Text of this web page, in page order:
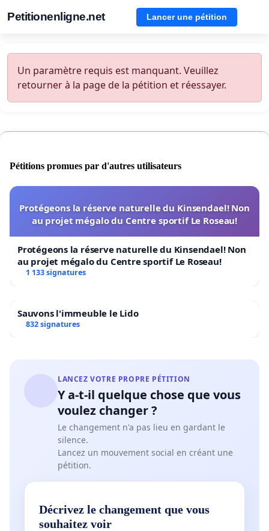
Petitionenligne.net Lancer une pétition
Un paramètre requis est manquant. Veuillez
retourner à la page de la pétition et réessayer.
Pétitions promues par d'autres utilisateurs
Protégeons la réserve naturelle du Kinsendael! Non
au projet mégalo du Centre sportif Le Roseau!
Protégeons la réserve naturelle du Kinsendael! Non
au projet mégalo du Centre sportif Le Roseau!
1 133 signatures
Sauvons l'immeuble le Lido
832 signatures
LANCEZ VOTRE PROPRE PÉTITION
Y a-t-il quelque chose que vous
voulez changer ?
Le changement n'a pas lieu en gardant le
silence.
Lancez un mouvement social en créant une
pétition.
Décrivez le changement que vous
souhaitez voir